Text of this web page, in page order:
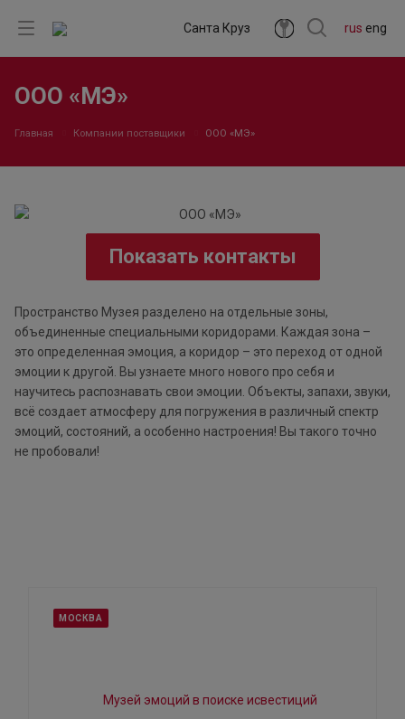
rus eng
Санта Круз
ООО «МЭ»
Главная Компании поставщики ООО «МЭ»
Показать контакты
Пространство Музея разделено на отдельные зоны,
объединенные специальными коридорами. Каждая зона –
это определенная эмоция, а коридор – это переход от одной
эмоции к другой. Вы узнаете много нового про себя и
научитесь распознавать свои эмоции. Объекты, запахи, звуки,
всё создает атмосферу для погружения в различный спектр
эмоций, состояний, а особенно настроения! Вы такого точно
не пробовали!
МОСКВА